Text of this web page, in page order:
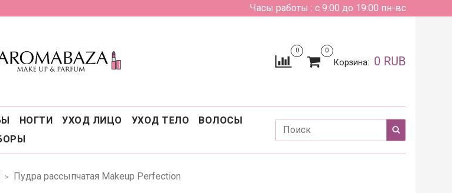
Часы работы : с 9:00 до 19:00 пн-вс
0 0
Корзина: 0 RUB
НОГТИ УХОД ЛИЦО УХОД ТЕЛО
ВОЛОСЫ
Пудра рассыпчатая Makeup Perfection